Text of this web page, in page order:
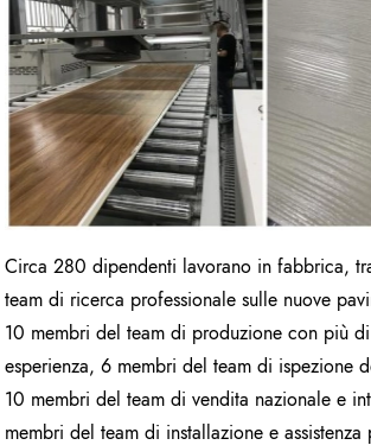
Circa 280 dipendenti lavorano in fabbrica,
team di ricerca professionale sulle nuove
10 membri del team di produzione con più
esperienza, 6 membri del team di ispezione
10 membri del team di vendita nazionale e
membri del team di installazione e assistenza